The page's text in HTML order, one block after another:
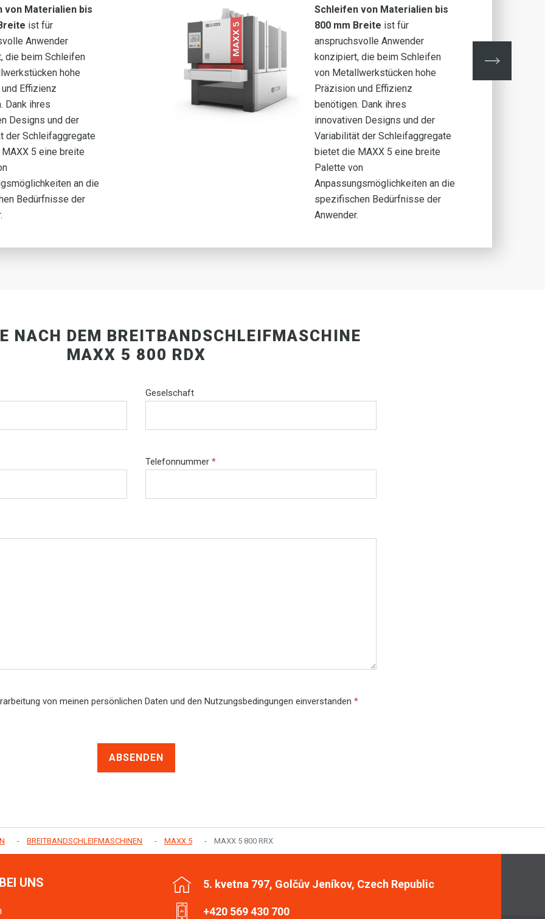
von Materialien bis
ist für
Anwender
die beim Schleifen
hohe
Effizienz
Dank ihres
Designs und der
der Schleifaggregate
5 eine breite
an die
Bedürfnisse der
Schleifen von Materialien bis
800 mm Breite ist für
anspruchsvolle Anwender
konzipiert, die beim Schleifen
von Metallwerkstücken hohe
Präzision und Effizienz
benötigen. Dank ihres
innovativen Designs und der
Variabilität der Schleifaggregate
bietet die MAXX 5 eine breite
Palette von
Anpassungsmöglichkeiten an die
spezifischen Bedürfnisse der
Anwender.
NACH DEM BREITBANDSCHLEIFMASCHINE
MAXX 5 800 RDX
Geselschaft
Telefonnummer *
von meinen persönlichen Daten und den Nutzungsbedingungen einverstanden *
ABSENDEN
BREITBANDSCHLEIFMASCHINEN MAXX 5 MAXX 5 800 RRX
UNS 5. kvetna 797, Golčův Jeníkov, Czech Republic
+420 569 430 700